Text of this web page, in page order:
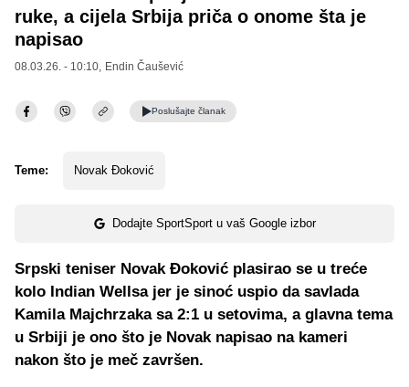
ruke, a cijela Srbija priča o onome šta je
napisao
08.03.26. - 10:10, Endin Čaušević
Poslušajte članak
Teme: Novak Đoković
Dodajte SportSport u vaš Google izbor
Srpski teniser Novak Đoković plasirao se u treće
kolo Indian Wellsa jer je sinoć uspio da savlada
Kamila Majchrzaka sa 2:1 u setovima, a glavna tema
u Srbiji je ono što je Novak napisao na kameri
nakon što je meč završen.